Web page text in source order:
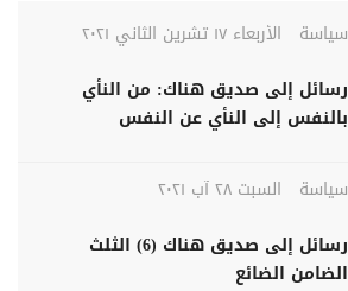
سياسة
الأربعاء ١٧ تشرين الثاني ٢٠٢١
رسائل إلى صديق هناك: من النأي
بالنفس إلى النأي عن النفس
سياسة
السبت ٢٨ آب ٢٠٢١
رسائل إلى صديق هناك (6) الثلث
الضامن الضائع